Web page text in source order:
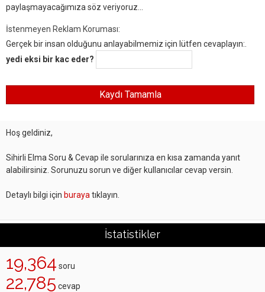
paylaşmayacağımıza söz veriyoruz...
İstenmeyen Reklam Koruması:
Gerçek bir insan olduğunu anlayabilmemiz için lütfen cevaplayın:.
yedi eksi bir kac eder?
Hoş geldiniz,
Sihirli Elma Soru & Cevap ile sorularınıza en kısa zamanda yanıt
alabilirsiniz. Sorunuzu sorun ve diğer kullanıcılar cevap versin.
Detaylı bilgi için buraya tıklayın.
İstatistikler
19,364 soru
22,785 cevap